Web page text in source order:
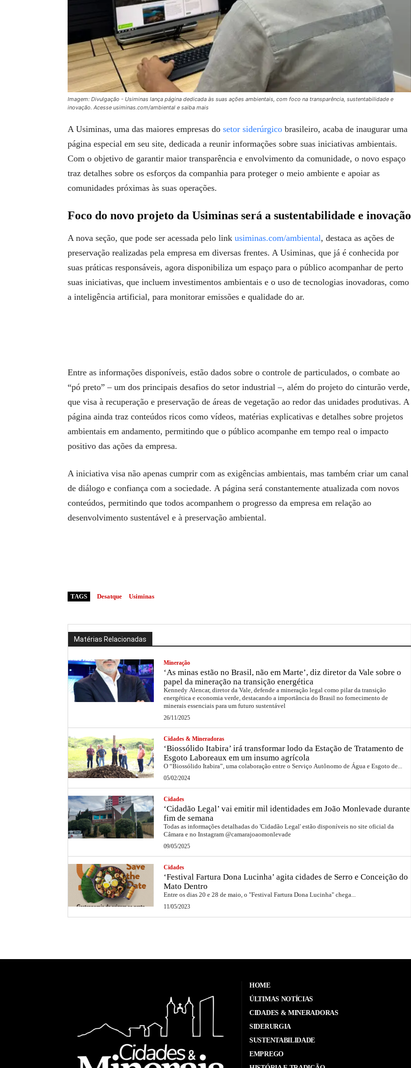
Imagem: Divulgação - Usiminas lança página dedicada às suas ações ambientais, com foco na transparência, sustentabilidade e
inovação. Acesse usiminas.com/ambiental e saiba mais
A Usiminas, uma das maiores empresas do setor siderúrgico brasileiro, acaba de inaugurar uma
página especial em seu site, dedicada a reunir informações sobre suas iniciativas ambientais.
Com o objetivo de garantir maior transparência e envolvimento da comunidade, o novo espaço
traz detalhes sobre os esforços da companhia para proteger o meio ambiente e apoiar as
comunidades próximas às suas operações.
Foco do novo projeto da Usiminas será a sustentabilidade e inovação
A nova seção, que pode ser acessada pelo link usiminas.com/ambiental, destaca as ações de
preservação realizadas pela empresa em diversas frentes. A Usiminas, que já é conhecida por
suas práticas responsáveis, agora disponibiliza um espaço para o público acompanhar de perto
suas iniciativas, que incluem investimentos ambientais e o uso de tecnologias inovadoras, como
a inteligência artificial, para monitorar emissões e qualidade do ar.
Entre as informações disponíveis, estão dados sobre o controle de particulados, o combate ao
“pó preto” – um dos principais desafios do setor industrial –, além do projeto do cinturão verde,
que visa à recuperação e preservação de áreas de vegetação ao redor das unidades produtivas. A
página ainda traz conteúdos ricos como vídeos, matérias explicativas e detalhes sobre projetos
ambientais em andamento, permitindo que o público acompanhe em tempo real o impacto
positivo das ações da empresa.
A iniciativa visa não apenas cumprir com as exigências ambientais, mas também criar um canal
de diálogo e confiança com a sociedade. A página será constantemente atualizada com novos
conteúdos, permitindo que todos acompanhem o progresso da empresa em relação ao
desenvolvimento sustentável e à preservação ambiental.
TAGS Desatque Usiminas
Matérias Relacionadas
Mineração
‘As minas estão no Brasil, não em Marte’, diz diretor da Vale sobre o
papel da mineração na transição energética
Kennedy Alencar, diretor da Vale, defende a mineração legal como pilar da transição
energética e economia verde, destacando a importância do Brasil no fornecimento de
minerais essenciais para um futuro sustentável
26/11/2025
Cidades & Mineradoras
‘Biossólido Itabira’ irá transformar lodo da Estação de Tratamento de
Esgoto Laboreaux em um insumo agrícola
O “Biossólido Itabira”, uma colaboração entre o Serviço Autônomo de Água e Esgoto de...
05/02/2024
Cidades
‘Cidadão Legal’ vai emitir mil identidades em João Monlevade durante
fim de semana
Todas as informações detalhadas do 'Cidadão Legal' estão disponíveis no site oficial da
Câmara e no Instagram @camarajoaomonlevade
09/05/2025
Cidades
‘Festival Fartura Dona Lucinha’ agita cidades de Serro e Conceição do
Mato Dentro
Entre os dias 20 e 28 de maio, o "Festival Fartura Dona Lucinha" chega...
11/05/2023
HOME
ÚLTIMAS NOTÍCIAS
CIDADES & MINERADORAS
SIDERURGIA
SUSTENTABILIDADE
EMPREGO